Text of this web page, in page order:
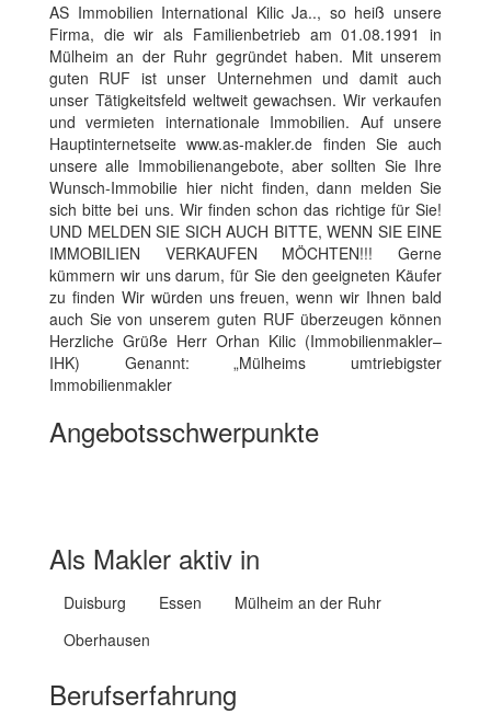
AS Immobilien International Kilic Ja.., so heiß unsere
Firma, die wir als Familienbetrieb am 01.08.1991 in
Mülheim an der Ruhr gegründet haben. Mit unserem
guten RUF ist unser Unternehmen und damit auch
unser Tätigkeitsfeld weltweit gewachsen. Wir verkaufen
und vermieten internationale Immobilien. Auf unsere
Hauptinternetseite www.as-makler.de finden Sie auch
unsere alle Immobilienangebote, aber sollten Sie Ihre
Wunsch-Immobilie hier nicht finden, dann melden Sie
sich bitte bei uns. Wir finden schon das richtige für Sie!
UND MELDEN SIE SICH AUCH BITTE, WENN SIE EINE
IMMOBILIEN VERKAUFEN MÖCHTEN!!! Gerne
kümmern wir uns darum, für Sie den geeigneten Käufer
zu finden Wir würden uns freuen, wenn wir Ihnen bald
auch Sie von unserem guten RUF überzeugen können
Herzliche Grüße Herr Orhan Kilic (Immobilienmakler–
IHK) Genannt: „Mülheims umtriebigster
Immobilienmakler
Angebotsschwerpunkte
Als Makler aktiv in
Duisburg Essen
Mülheim an der Ruhr
Oberhausen
Berufserfahrung